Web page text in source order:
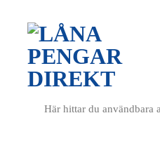
Här hittar du användbara